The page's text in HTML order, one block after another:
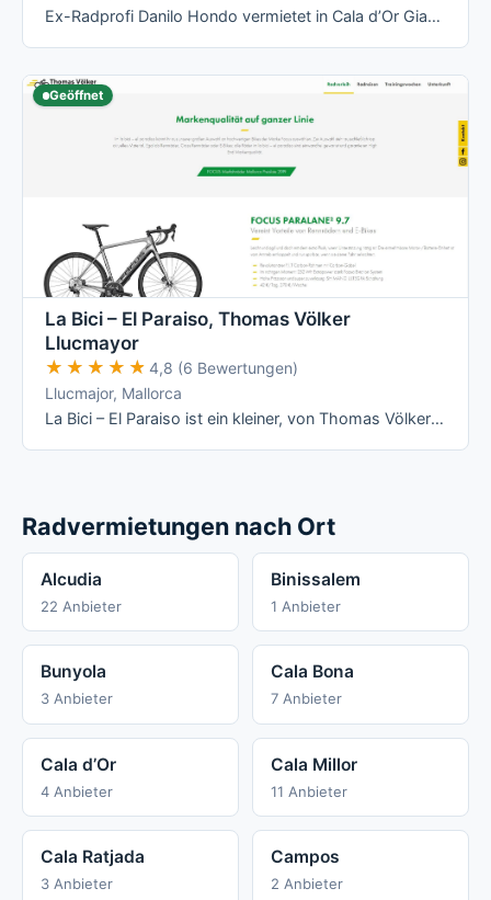
Ex-Radprofi Danilo Hondo vermietet in Cala d’Or Giant- und Liv-Räder – vom Rennrad über Mountainbike bis zum E-Bike – und betreibt dort ein …
Geöffnet
La Bici – El Paraiso, Thomas Völker
Llucmayor
★★★★★
★★★★★ 4,8 (6 Bewertungen)
Llucmajor, Mallorca
La Bici – El Paraiso ist ein kleiner, von Thomas Völker persönlich geführter Radverleih in Llucmajor mit Fokus auf Focus-Räder (Rennrad, …
Radvermietungen nach Ort
Alcudia
22 Anbieter
Binissalem
1 Anbieter
Bunyola
3 Anbieter
Cala Bona
7 Anbieter
Cala d’Or
4 Anbieter
Cala Millor
11 Anbieter
Cala Ratjada
3 Anbieter
Campos
2 Anbieter